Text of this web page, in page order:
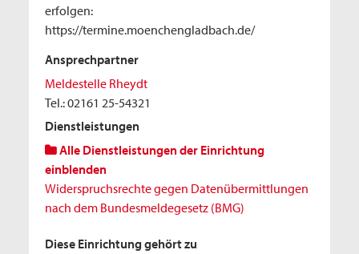
erfolgen:
https://termine.moenchengladbach.de/
Ansprechpartner
Meldestelle Rheydt
Tel.: 02161 25-54321
Dienstleistungen
Alle Dienstleistungen der Einrichtung
einblenden
Widerspruchsrechte gegen Datenübermittlungen
nach dem Bundesmeldegesetz (BMG)
Diese Einrichtung gehört zu